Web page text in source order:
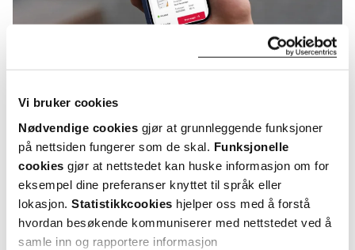
Vi bruker cookies
Nødvendige cookies gjør at grunnleggende funksjoner
på nettsiden fungerer som de skal. Funksjonelle
cookies gjør at nettstedet kan huske informasjon om for
eksempel dine preferanser knyttet til språk eller
lokasjon. Statistikkcookies hjelper oss med å forstå
hvordan besøkende kommuniserer med nettstedet ved å
samle inn og rapportere informasjon
KUNDEANMELDELSER
5 anmeldelser
5 stjerner